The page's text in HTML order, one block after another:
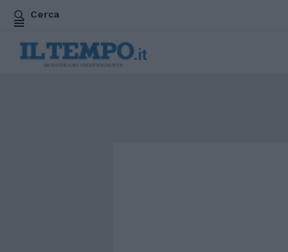
Cerca